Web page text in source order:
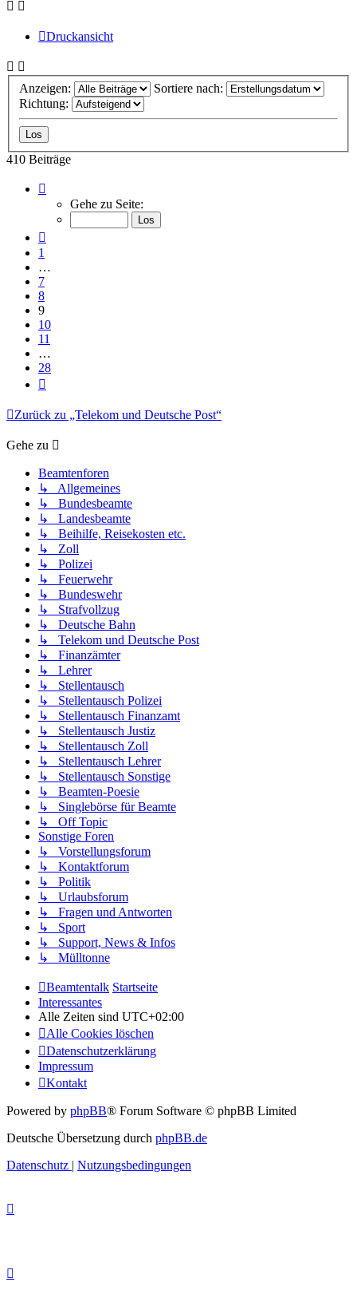
Druckansicht
Anzeigen:
Sortiere nach:
Richtung:
410 Beiträge
von
Gehe zu Seite:
1
…
7
8
9
10
11
…
28
Zurück zu „Telekom und Deutsche Post“
Gehe zu
Beamtenforen
↳ Allgemeines
↳ Bundesbeamte
↳ Landesbeamte
↳ Beihilfe, Reisekosten etc.
↳ Zoll
↳ Polizei
↳ Feuerwehr
↳ Bundeswehr
↳ Strafvollzug
↳ Deutsche Bahn
↳ Telekom und Deutsche Post
↳ Finanzämter
↳ Lehrer
↳ Stellentausch
↳ Stellentausch Polizei
↳ Stellentausch Finanzamt
↳ Stellentausch Justiz
↳ Stellentausch Zoll
↳ Stellentausch Lehrer
↳ Stellentausch Sonstige
↳ Beamten-Poesie
↳ Singlebörse für Beamte
↳ Off Topic
Sonstige Foren
↳ Vorstellungsforum
↳ Kontaktforum
↳ Politik
↳ Urlaubsforum
↳ Fragen und Antworten
↳ Sport
↳ Support, News & Infos
↳ Mülltonne
Beamtentalk Startseite
Interessantes
Alle Zeiten sind UTC+02:00
Alle Cookies löschen
Datenschutzerklärung
Impressum
Kontakt
Powered by phpBB® Forum Software © phpBB Limited
Deutsche Übersetzung durch phpBB.de
Datenschutz | Nutzungsbedingungen